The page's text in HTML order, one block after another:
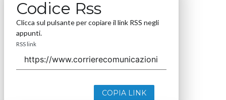
Codice Rss
Clicca sul pulsante per copiare il link RSS negli
appunti.
RSS link
COPIA LINK